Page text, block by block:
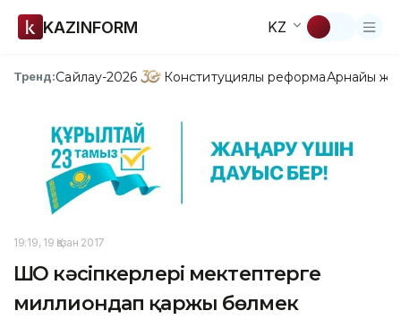
KAZINFORM KZ
Тренд:Сайлау-2026 Конституциялық реформаАрнайы
19:19, 19 Қазан 2017
ШҚО кәсіпкерлері мектептерге
миллиондап қаржы бөлмек